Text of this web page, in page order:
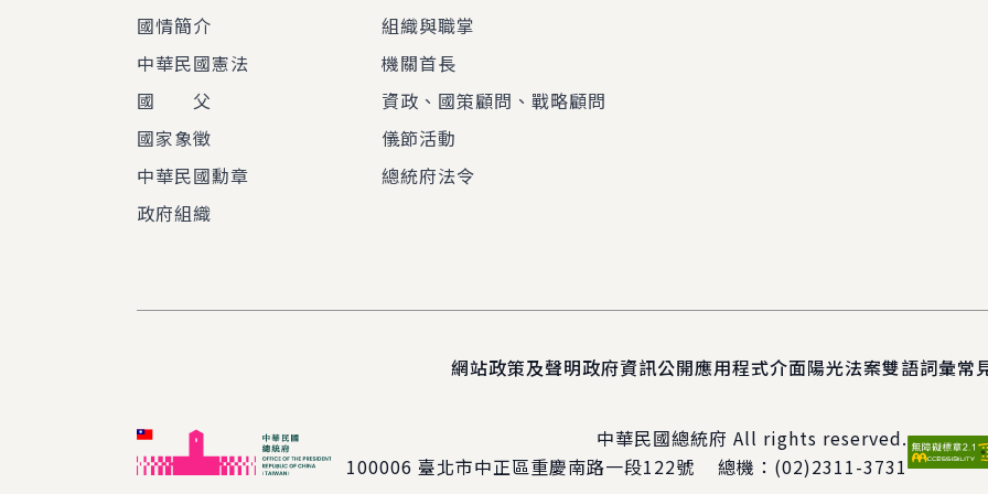
國情簡介
中華民國憲法
國 父
國家象徵
中華民國勳章
政府組織
組織與職掌
機關首長
資政、國策顧問、戰略顧問
儀節活動
總統府法令
網站政策及聲明政府資訊公開應用程式介面陽光法案雙語詞彙常
中華民國總統府 All rights reserved.
100006 臺北市中正區重慶南路一段122號 總機： (02)2311-3731